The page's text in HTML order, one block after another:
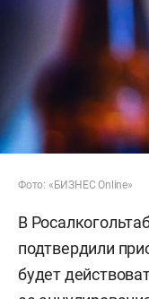
Фото: «БИЗНЕС Online»
В
подтвердили
будет